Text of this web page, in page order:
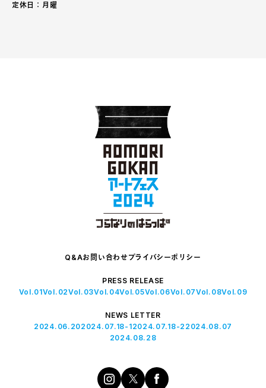
定休日：月曜
Q&Aお問い合わせ プライバシーポリシー
PRESS RELEASE
Vol.01Vol.02Vol.03Vol.04Vol.05Vol.06Vol.07Vol.08Vol.09
NEWS LETTER
2024.06.202024.07.18-12024.07.18-2 2024.08.07
2024.08.28